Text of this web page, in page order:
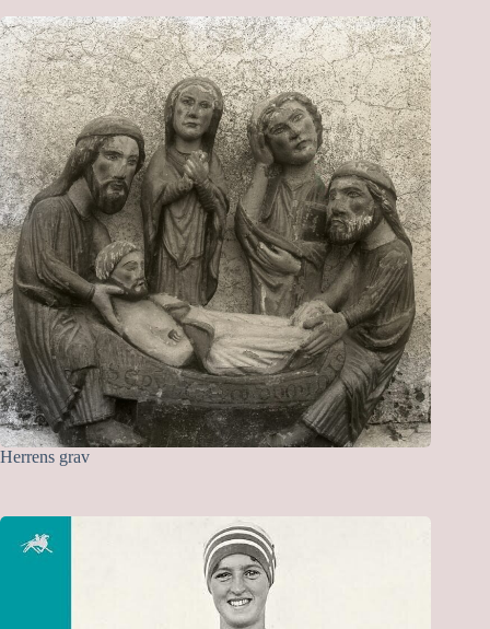
Herrens grav